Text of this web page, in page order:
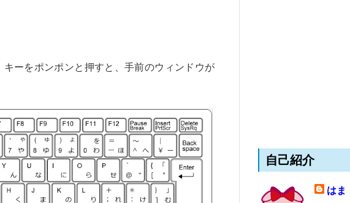
キーをポンポンと押すと、手前のウィンドウが
自己紹介
はま